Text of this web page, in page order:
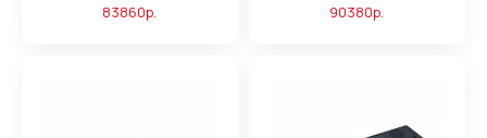
83860р. 90380р.